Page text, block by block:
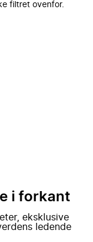
filtret ovenfor.
i forkant
eksklusive
ledende